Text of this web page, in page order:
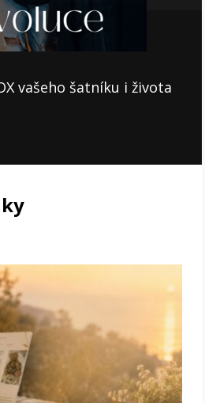
vašeho šatníku i života